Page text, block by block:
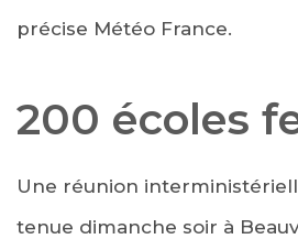
précise Météo France.
200 écoles
Une réunion
tenue dimanche soir à